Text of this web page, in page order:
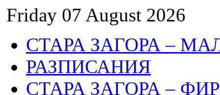
Friday 07 August 2026
СТАРА ЗАГОРА –
РАЗПИСАНИЯ
СТАРА ЗАГОРА –